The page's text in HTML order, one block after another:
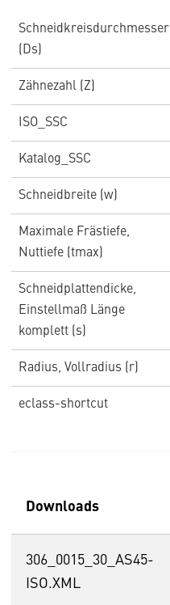
Schneidkreisdurchmesser
(Ds)
Zähnezahl (Z)
ISO_SSC
Katalog_SSC
Schneidbreite (w)
Maximale Frästiefe,
Nuttiefe (tmax)
Schneidplattendicke,
Einstellmaß Länge
komplett (s)
Radius, Vollradius (r)
eclass-shortcut
Downloads
306_0015_30_AS45-
ISO.XML